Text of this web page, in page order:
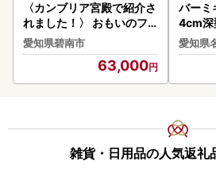
〈カンブリア宮殿で紹介さ
れました！〉 おもいのフ
ライパン 26㎝ 目指し
たのは世界で一番お肉がお
いしく焼けるフライパン
H051-174
愛知県碧南市
63,000
バーミ
4cm深
）＋専
ン
愛知県
雑貨・日用品の人気返礼